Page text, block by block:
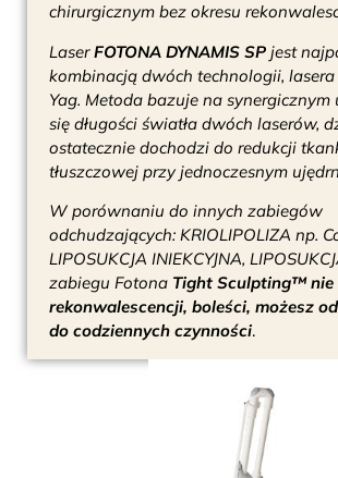
chirurgicznym bez okresu
LaserFOTONA DYNAMIS SP jest
kombinacją dwóch technologii, lasera
Yag. Metoda bazuje na synergicznym
się długości światła dwóch laserów,
ostatecznie dochodzi do redukcji
tłuszczowej przy jednoczesnym
W porównaniu do innych zabiegów
odchudzających: KRIOLIPOLIZA np.
LIPOSUKCJA INIEKCYJNA,
zabiegu Fotona Tight Sculpting™ nie
rekonwalescencji, boleści, możesz
do codziennych czynności.